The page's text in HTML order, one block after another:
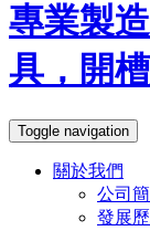
專業製
具，開
Toggle navigation
關於我們
公司
發展